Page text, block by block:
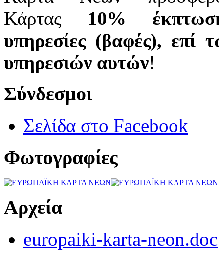
Κάρτας 10%
υπηρεσίες (βαφές), επί
υπηρεσιών αυτών!
Σύνδεσμοι
Σελίδα στο Facebook
Φωτογραφίες
Αρχεία
europaiki-karta-neon.doc